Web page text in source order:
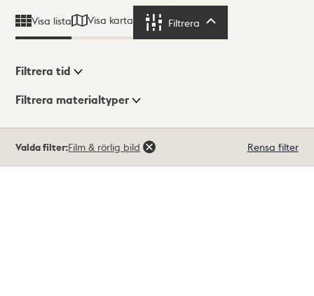
Visa lista Visa karta Filtrera
Visningsläge
Filtrera tid
Filtrera materialtyper
träffar
Valda filter:Film & rörlig bild Rensa filter